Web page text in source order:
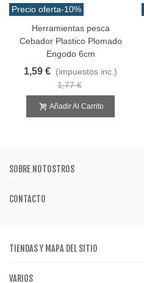
Precio oferta-10%
Herramientas pesca
Cebador Plastico Plomado
Engodo 6cm
1,59 € (impuestos inc.)
1,77 €
Añadir Al Carrito
SOBRE NOTOSTROS
CONTACTO
TIENDAS Y MAPA DEL SITIO
VARIOS